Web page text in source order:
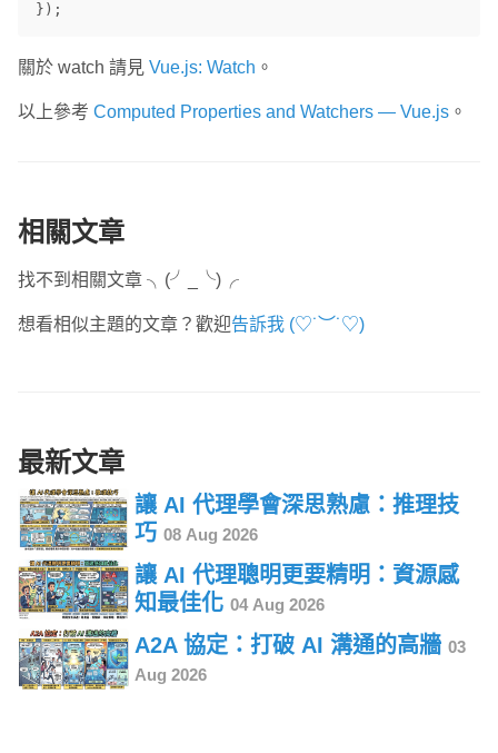
});
關於 watch 請見 Vue.js: Watch 。
以上參考 Computed Properties and Watchers — Vue.js 。
相關文章
找不到相關文章 ╮(╯_╰)╭
想看相似主題的文章？歡迎告訴我 (♡˙︶˙♡)
最新文章
讓 AI 代理學會深思熟慮：推理技
巧 08 Aug 2026
讓 AI 代理聰明更要精明：資源感
知最佳化 04 Aug 2026
A2A 協定：打破 AI 溝通的高牆 03
Aug 2026